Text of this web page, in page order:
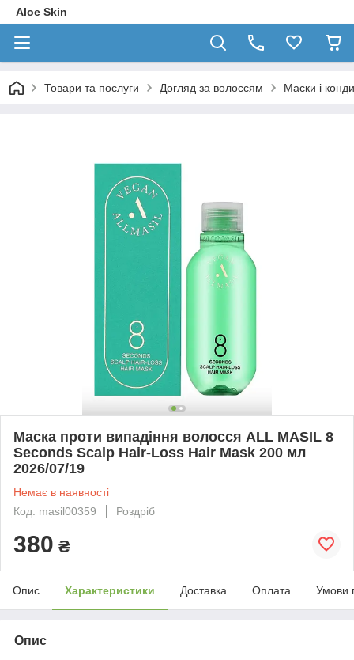
Aloe Skin
Товари та послуги Догляд за волоссям Маски і
Маска проти випадіння волосся ALL MASIL 8
Seconds Scalp Hair-Loss Hair Mask 200 мл
2026/07/19
Немає в наявності
Код: masil00359
Роздріб
380 ₴
Опис Характеристики Доставка Оплата Умови
Опис